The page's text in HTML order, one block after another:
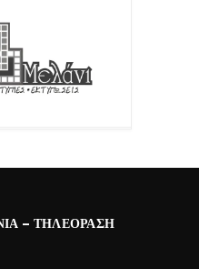
– ΤΗΛΕΌΡΑΣΗ